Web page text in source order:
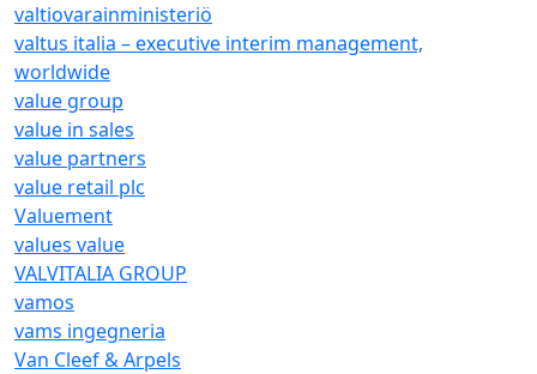
valtiovarainministeriö
valtus italia – executive interim management,
worldwide
value group
value in sales
value partners
value retail plc
Valuement
values value
VALVITALIA GROUP
vamos
vams ingegneria
Van Cleef & Arpels